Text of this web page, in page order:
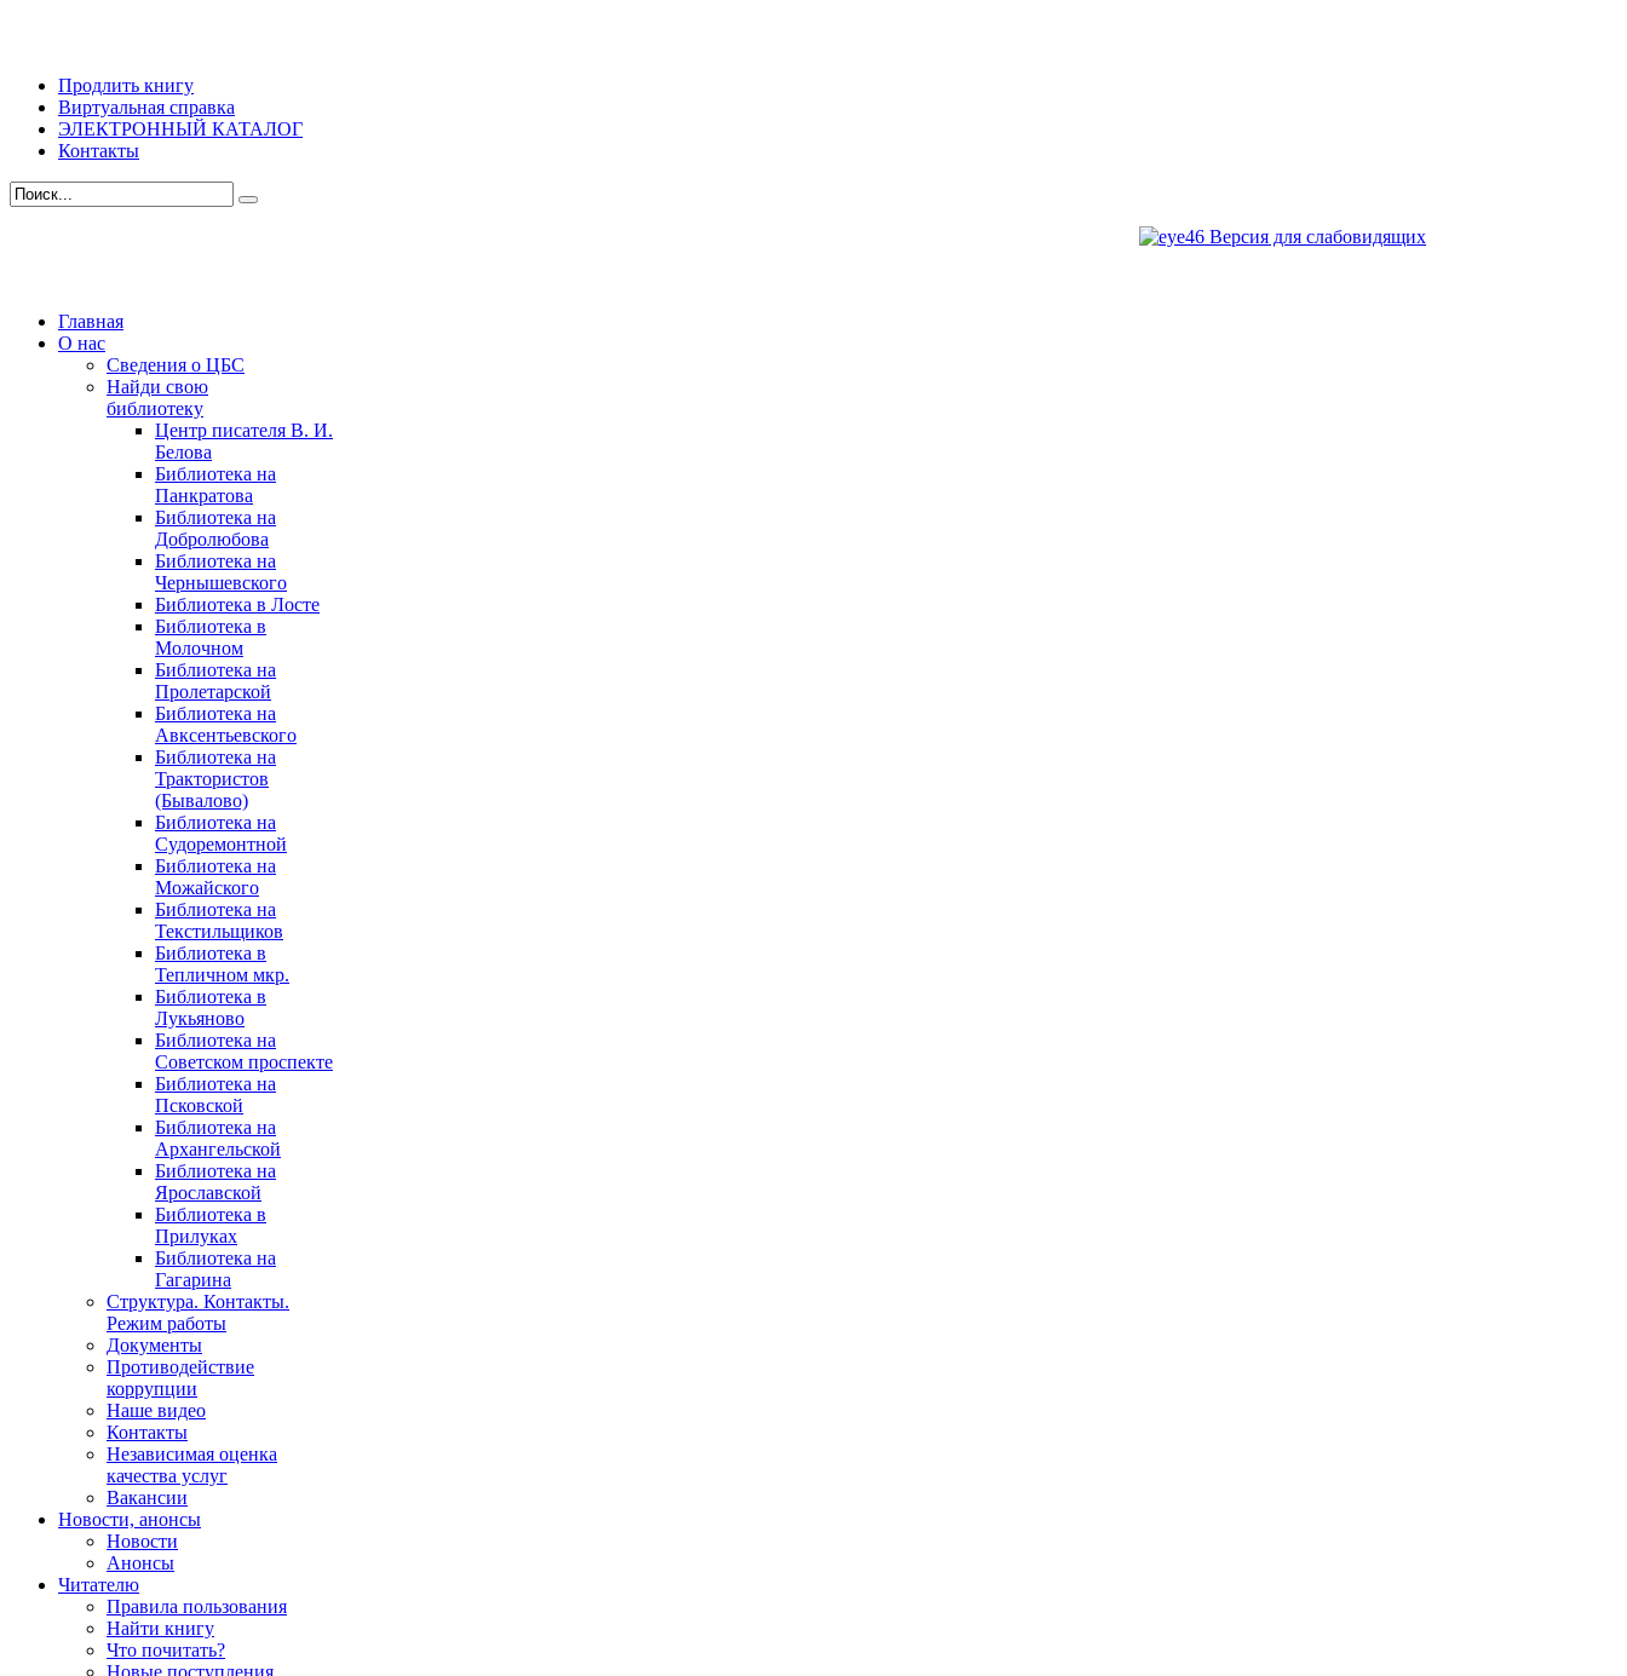
Продлить книгу
Виртуальная справка
ЭЛЕКТРОННЫЙ КАТАЛОГ
Контакты
Версия для слабовидящих
Главная
О нас
Сведения о ЦБС
Найди свою
библиотеку
Центр писателя В. И.
Белова
Библиотека на
Панкратова
Библиотека на
Добролюбова
Библиотека на
Чернышевского
Библиотека в Лосте
Библиотека в
Молочном
Библиотека на
Пролетарской
Библиотека на
Авксентьевского
Библиотека на
Трактористов
(Бывалово)
Библиотека на
Судоремонтной
Библиотека на
Можайского
Библиотека на
Текстильщиков
Библиотека в
Тепличном мкр.
Библиотека в
Лукьяново
Библиотека на
Советском проспекте
Библиотека на
Псковской
Библиотека на
Архангельской
Библиотека на
Ярославской
Библиотека в
Прилуках
Библиотека на
Гагарина
Структура. Контакты.
Режим работы
Документы
Противодействие
коррупции
Наше видео
Контакты
Независимая оценка
качества услуг
Вакансии
Новости, анонсы
Новости
Анонсы
Читателю
Правила пользования
Найти книгу
Что почитать?
Новые поступления